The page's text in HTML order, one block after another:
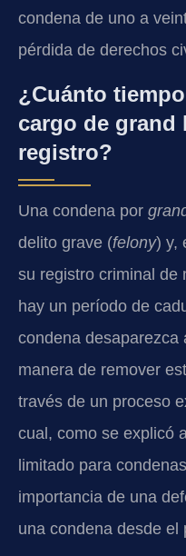
condena de uno a
pérdida de derechos
¿Cuánto
cargo de grand
registro?
Una condena por
delito grave (felony) y,
su registro criminal de
hay un período de
condena desaparezca
manera de remover
través de un proceso
cual, como se explicó
limitado para
importancia de una
una condena desde el